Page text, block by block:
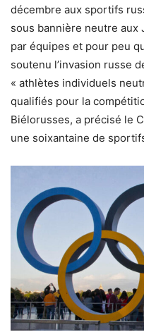
décembre aux sportifs
sous bannière neutre aux
par équipes et pour peu
soutenu l’invasion russe
« athlètes individuels
qualifiés pour la
Biélorusses, a précisé le
une soixantaine de